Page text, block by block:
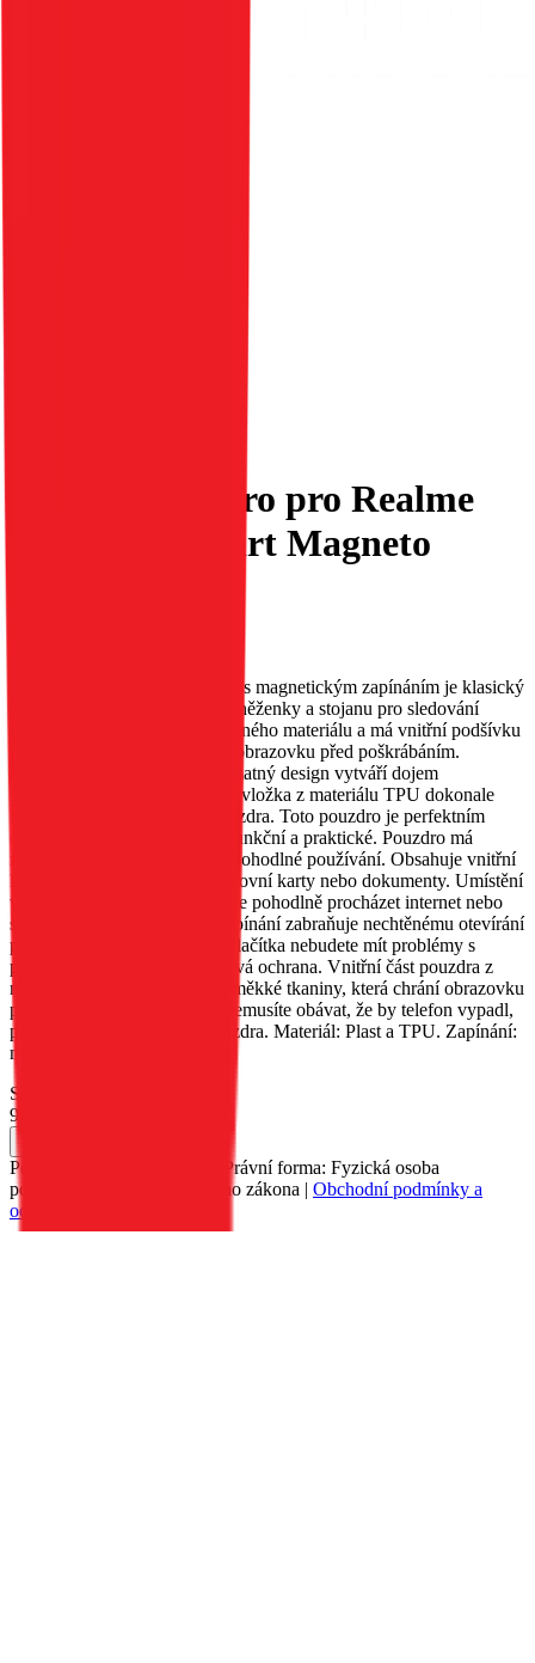
Flipové pouzdro pro Realme
NOTE 60 Smart Magneto
Elegantní obal Smart Magneto s magnetickým zapínáním je klasický
pouzdro na telefon s funkcí peněženky a stojanu pro sledování
videa. Je vyroben z metalizovaného materiálu a má vnitřní podšívku
z měkké tkaniny, která chrání obrazovku před poškrábáním.
Nadčasová elegance. Černý, matný design vytváří dojem
sofistikovanosti. Vnitřní černý vložka z materiálu TPU dokonale
ladí s celkovým designem pouzdra. Toto pouzdro je perfektním
doplňkem pro každý šatník. Funkční a praktické. Pouzdro má
mnoho funkcí, které zajišťují pohodlné používání. Obsahuje vnitřní
kapsu, do které lze uložit bankovní karty nebo dokumenty. Umístění
v horizontální poloze umožňuje pohodlně procházet internet nebo
sledovat filmy. Magnetické zapínání zabraňuje nechtěnému otevírání
pouzdra, a díky výřezům pro tlačítka nebudete mít problémy s
používáním telefonu. Spolehlivá ochrana. Vnitřní část pouzdra z
materiálu TPU je vyrobena z měkké tkaniny, která chrání obrazovku
před poškrábáním. Navíc se nemusíte obávat, že by telefon vypadl,
protože pevně drží uvnitř pouzdra. Materiál: Plast a TPU. Zapínání:
magnet.
Skladem 31 ks u dodavatele
90 Kč
Petr Matyáš, IČ: 00705331, Právní forma: Fyzická osoba
podnikající dle živnostenského zákona | Obchodní podmínky a
ochrana osobních údajů